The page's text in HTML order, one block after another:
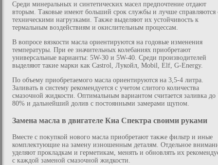
Среди минеральных и синтетических масел предпочтение отдают
вторым. Таковые имеют больший срок службы и лучше справляются
техническими нагрузками. Также выделяют их устойчивость к
термальным воздействиям и окислительным процессам.
В вопросе вязкости масла ориентируются на годовые изменения
температуры. При ее значительных колебаниях приобретают
универсальные варианты: 5W-30 и 5W-40. Среди производителей
выделяют такие марки как Castrol, Лукойл, Mobil, Elf, G-Energy.
По объему приобретаемого масла ориентируются на 3,5-4 литра.
Заливать в систему рекомендуется с учетом слитого количества
смазочной жидкости. Оптимальным вариантом считается заливка до
80% и дальнейший долив с постоянными замерами щупом.
Замена масла в двигателе Киа Спектра своими руками
Вместе с покупкой нового масла приобретают также фильтр и иные
комплектующие на замену изношенным деталям. Отдельное
уделяют прокладкам и герметикам, менять и обновлять их
с каждой заменой смазочной жидкости.